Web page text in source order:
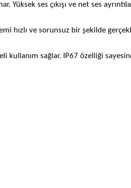
ses çıkışı ve net ses
hızlı ve sorunsuz bir şekilde
sağlar. IP67 özelliği